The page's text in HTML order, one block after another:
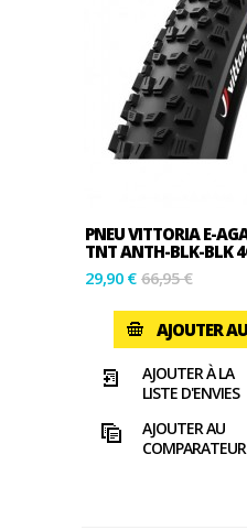
PNEU VITTORIA E-
TNT ANTH-BLK-BLK
29,90 € 66,95 €
AJOUTER
AJOUTER À LA
LISTE D'ENVIES
AJOUTER AU
COMPARATEUR